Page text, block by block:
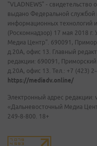
"VLADNEWS" -
выдано Федеральной службой
информационных технологий
(Роскомнадзор) 17 мая 2018
Медиа Центр". 690091,
д.20А, офис 13. Главный
редакции: 690091, Приморский
д.20А, офис 13. Тел.: +7 (423) 2-
https://mediadv.online/
Электронный адрес
«Дальневосточный Медиа
249-8-800. 18+